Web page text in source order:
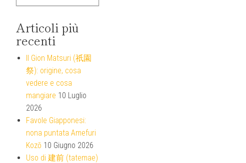
Articoli più
recenti
Il Gion Matsuri (祇園
祭): origine, cosa
vedere e cosa
mangiare 10 Luglio
2026
Favole Giapponesi:
nona puntata Amefuri
Kozō 10 Giugno 2026
Uso di 建前 (tatemae)